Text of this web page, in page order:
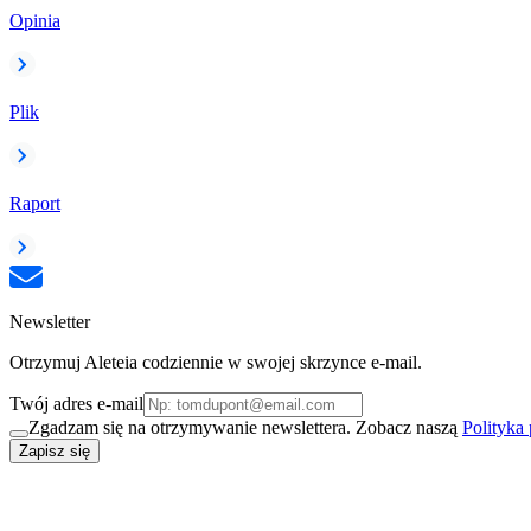
Opinia
Plik
Raport
Newsletter
Otrzymuj Aleteia codziennie w swojej skrzynce e-mail.
Twój adres e-mail
Zgadzam się na otrzymywanie newslettera. Zobacz naszą Polityka
Zapisz się